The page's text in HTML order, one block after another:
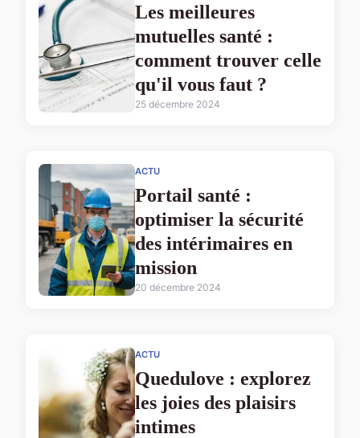
Les meilleures
mutuelles santé :
comment trouver celle
qu'il vous faut ?
25 décembre 2024
ACTU
Portail santé :
optimiser la sécurité
des intérimaires en
mission
20 décembre 2024
ACTU
Quedulove : explorez
les joies des plaisirs
intimes